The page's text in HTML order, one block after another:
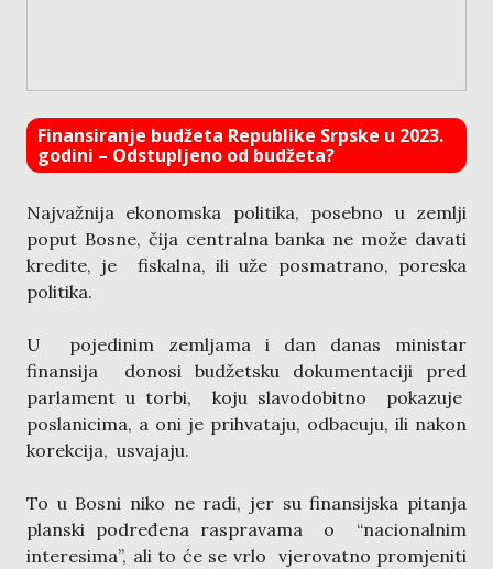
Finansiranje budžeta Republike Srpske u 2023.
godini – Odstupljeno od budžeta?
Najvažnija ekonomska politika, posebno u zemlji
poput Bosne, čija centralna banka ne može davati
kredite, je fiskalna, ili uže posmatrano, poreska
politika.
U pojedinim zemljama i dan danas ministar
finansija donosi budžetsku dokumentaciji pred
parlament u torbi, koju slavodobitno pokazuje
poslanicima, a oni je prihvataju, odbacuju, ili nakon
korekcija, usvajaju.
To u Bosni niko ne radi, jer su finansijska pitanja
planski podređena raspravama o “nacionalnim
interesima”, ali to će se vrlo vjerovatno promjeniti